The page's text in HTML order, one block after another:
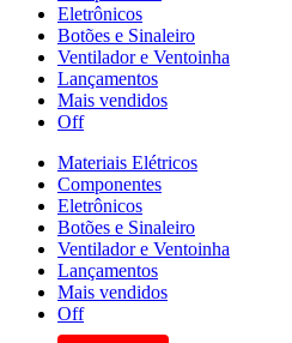
Eletrônicos
Botões e Sinaleiro
Ventilador e Ventoinha
Lançamentos
Mais vendidos
Off
Materiais Elétricos
Componentes
Eletrônicos
Botões e Sinaleiro
Ventilador e Ventoinha
Lançamentos
Mais vendidos
Off